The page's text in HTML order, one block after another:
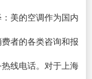
美的空调作为国内
者的各类咨询和报
线电话。对于上海